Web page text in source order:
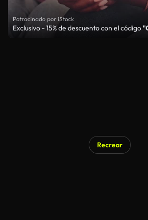
Patrocinado por iStock
Exclusivo - 15% de descuento con el código
Recrear